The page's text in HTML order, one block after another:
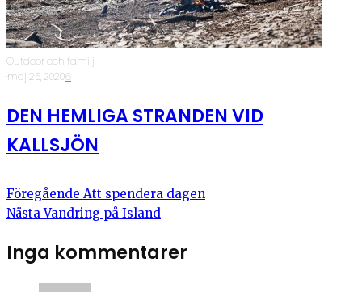
Outdoor och familj
·maj 25, 2020·6
DEN HEMLIGA STRANDEN VID
KALLSJÖN
Föregående Att spendera dagen
Nästa Vandring på Island
Inga kommentarer